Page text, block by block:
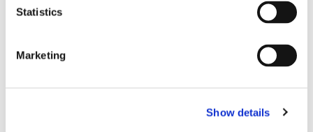
Statistics
Marketing
Show details